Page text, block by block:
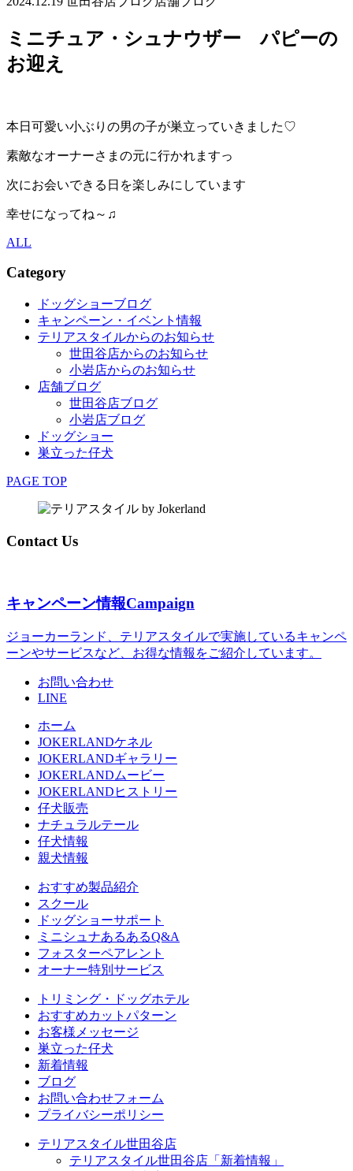
ミニチュア・シュナウザー パピーの
お迎え
本日可愛い小ぶりの男の子が巣立っていきました♡
素敵なオーナーさまの元に行かれますっ
次にお会いできる日を楽しみにしています
幸せになってね～♫
ALL
Category
ドッグショーブログ
キャンペーン・イベント情報
テリアスタイルからのお知らせ
世田谷店からのお知らせ
小岩店からのお知らせ
店舗ブログ
世田谷店ブログ
小岩店ブログ
ドッグショー
巣立った仔犬
PAGE TOP
Contact Us
キャンペーン情報Campaign
ジョーカーランド、テリアスタイルで実施しているキャンペ
ーンやサービスなど、お得な情報をご紹介しています。
お問い合わせ
LINE
ホーム
JOKERLANDケネル
JOKERLANDギャラリー
JOKERLANDムービー
JOKERLANDヒストリー
仔犬販売
ナチュラルテール
仔犬情報
親犬情報
おすすめ製品紹介
スクール
ドッグショーサポート
ミニシュナあるあるQ&A
フォスターペアレント
オーナー特別サービス
トリミング・ドッグホテル
おすすめカットパターン
お客様メッセージ
巣立った仔犬
新着情報
ブログ
お問い合わせフォーム
プライバシーポリシー
テリアスタイル世田谷店
テリアスタイル世田谷店「新着情報」